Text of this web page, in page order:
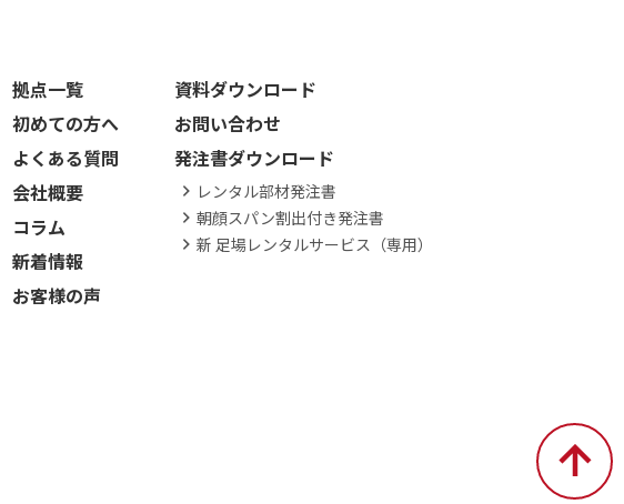
拠点一覧
初めての方へ
よくある質問
会社概要
コラム
新着情報
お客様の声
資料ダウンロード
お問い合わせ
発注書ダウンロード
レンタル部材発注書
朝顔スパン割出付き発注書
新 足場レンタルサービス（専用）